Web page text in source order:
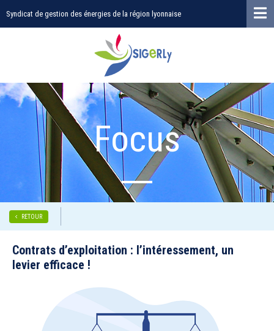
Syndicat de gestion des énergies de la région lyonnaise
Focus
RETOUR
Contrats d’exploitation : l’intéressement, un
levier efficace !